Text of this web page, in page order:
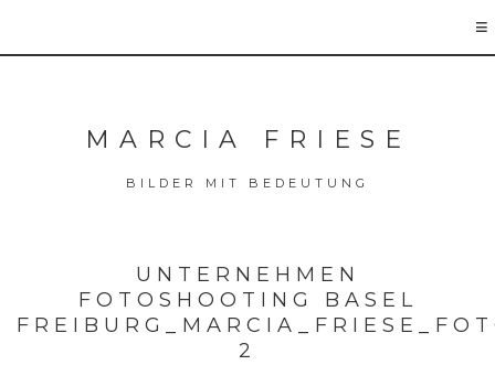
MARCIA FRIESE
BILDER MIT BEDEUTUNG
UNTERNEHMEN
FOTOSHOOTING BASEL
2